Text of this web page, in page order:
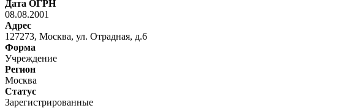
Дата ОГРН
08.08.2001
Адрес
127273, Москва, ул. Отрадная, д.6
Форма
Учреждение
Регион
Москва
Статус
Зарегистрированные